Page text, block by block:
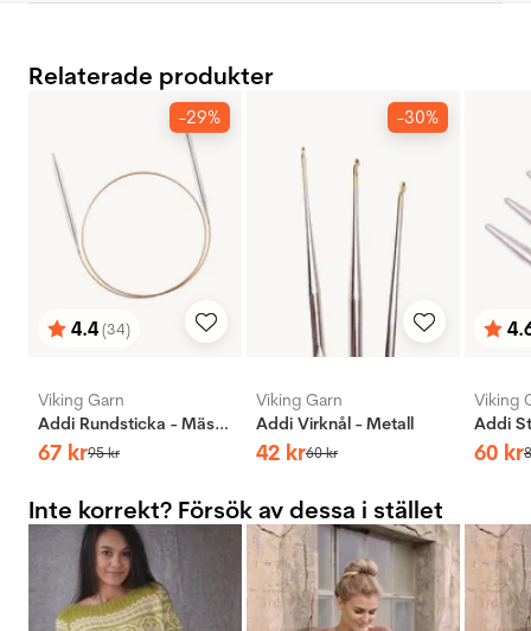
Relaterade produkter
-29%
Betyg:
4.4(34)
utav 5 stjärnor
Viking Garn
Addi Rundsticka - Mässing
67 kr95kr
-30%
Viking Garn
Addi Virknål - Metall
42 kr60kr
utav
Viking
60 kr
Inte korrekt? Försök av dessa i stället